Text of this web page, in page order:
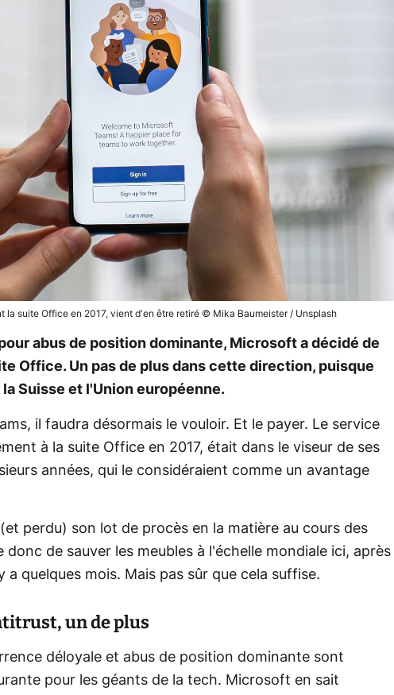
la suite Office en 2017, vient d'en être retiré © Mika Baumeister / Unsplash
abus de position dominante, Microsoft a décidé de
Office. Un pas de plus dans cette direction, puisque
Suisse et l'Union européenne.
il faudra désormais le vouloir. Et le payer. Le service
à la suite Office en 2017, était dans le viseur de ses
années, qui le considéraient comme un avantage
perdu) son lot de procès en la matière au cours des
donc de sauver les meubles à l'échelle mondiale ici, après
a quelques mois. Mais pas sûr que cela suffise.
un de plus
déloyale et abus de position dominante sont
pour les géants de la tech. Microsoft en sait